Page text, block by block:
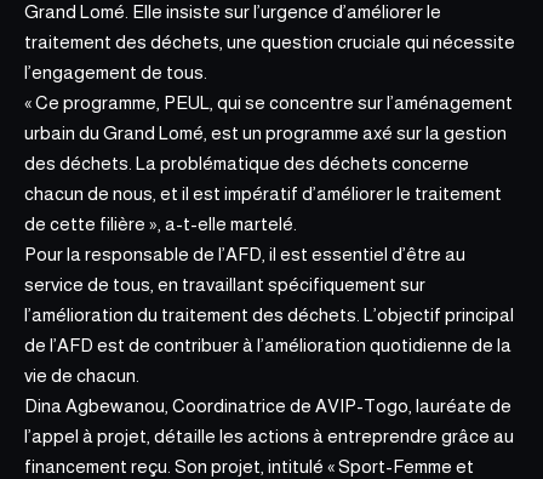
Grand Lomé. Elle insiste sur l’urgence d’améliorer le
traitement des déchets, une question cruciale qui nécessite
l’engagement de tous.
« Ce programme, PEUL, qui se concentre sur l’aménagement
urbain du Grand Lomé, est un programme axé sur la gestion
des déchets. La problématique des déchets concerne
chacun de nous, et il est impératif d’améliorer le traitement
de cette filière », a-t-elle martelé.
Pour la responsable de l’AFD, il est essentiel d’être au
service de tous, en travaillant spécifiquement sur
l’amélioration du traitement des déchets. L’objectif principal
de l’AFD est de contribuer à l’amélioration quotidienne de la
vie de chacun.
Dina Agbewanou, Coordinatrice de AVIP-Togo, lauréate de
l’appel à projet, détaille les actions à entreprendre grâce au
financement reçu. Son projet, intitulé « Sport-Femme et